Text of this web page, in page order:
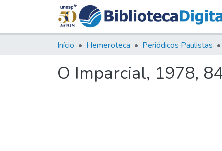
Início Hemeroteca Periódicos Paulistas
O Imparcial, 1978,